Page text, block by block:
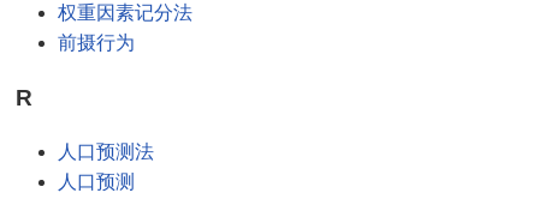
权重因素记分法
前摄行为
R
人口预测法
人口预测